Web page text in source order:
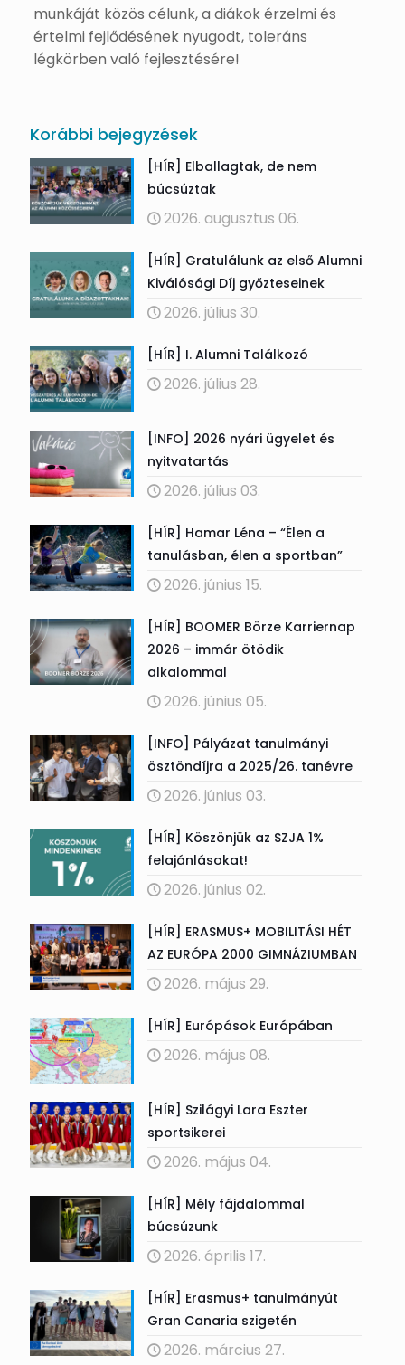
munkáját közös célunk, a diákok érzelmi és
értelmi fejlődésének nyugodt, toleráns
légkörben való fejlesztésére!
Korábbi bejegyzések
[HÍR] Elballagtak, de nem
búcsúztak
2026. augusztus 06.
[HÍR] Gratulálunk az első Alumni
Kiválósági Díj győzteseinek
2026. július 30.
[HÍR] I. Alumni Találkozó
2026. július 28.
[INFO] 2026 nyári ügyelet és
nyitvatartás
2026. július 03.
[HÍR] Hamar Léna – “Élen a
tanulásban, élen a sportban”
2026. június 15.
[HÍR] BOOMER Börze Karriernap
2026 – immár ötödik
alkalommal
2026. június 05.
[INFO] Pályázat tanulmányi
ösztöndíjra a 2025/26. tanévre
2026. június 03.
[HÍR] Köszönjük az SZJA 1%
felajánlásokat!
2026. június 02.
[HÍR] ERASMUS+ MOBILITÁSI HÉT
AZ EURÓPA 2000 GIMNÁZIUMBAN
2026. május 29.
[HÍR] Európások Európában
2026. május 08.
[HÍR] Szilágyi Lara Eszter
sportsikerei
2026. május 04.
[HÍR] Mély fájdalommal
búcsúzunk
2026. április 17.
[HÍR] Erasmus+ tanulmányút
Gran Canaria szigetén
2026. március 27.